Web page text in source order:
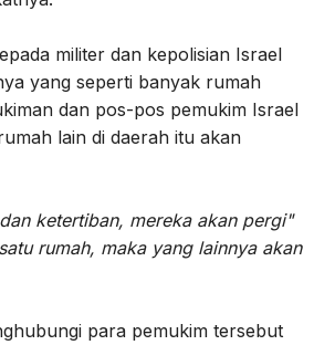
militer dan kepolisian Israel
yang seperti banyak rumah
dan pos-pos pemukim Israel
lain di daerah itu akan
ketertiban, mereka akan pergi"
rumah, maka yang lainnya akan
para pemukim tersebut